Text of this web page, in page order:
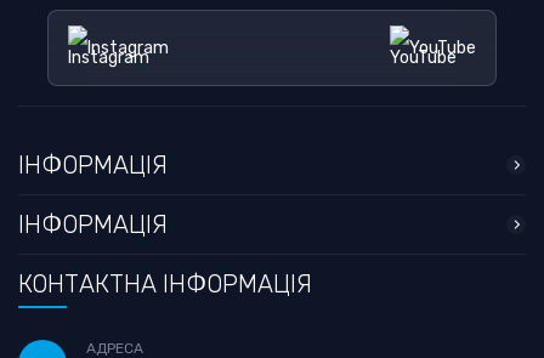
Instagram YouTube
ІНФОРМАЦІЯ
ІНФОРМАЦІЯ
КОНТАКТНА ІНФОРМАЦІЯ
АДРЕСА